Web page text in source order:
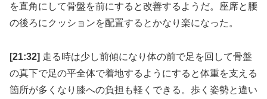
を直角にして骨盤を前にすると改善するようだ。座席と腰
の後ろにクッションを配置するとかなり楽になった。
[21:32] 走る時は少し前傾になり体の前で足を回して骨盤
の真下で足の平全体で着地するようにすると体重を支える
箇所が多くなり膝への負担も軽くできる。歩く姿勢と違い